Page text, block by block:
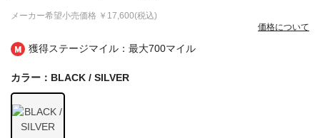
獲得ステージマイル：最大700マイル
メーカー希望小売価格 ￥17,600(税込)
価格について
カラー：BLACK / SILVER